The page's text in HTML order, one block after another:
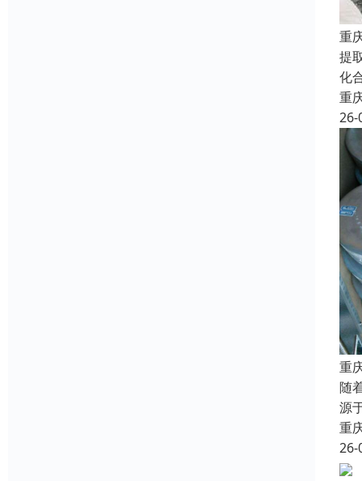
重
提
化
重
26-
重
随
源
重
26-